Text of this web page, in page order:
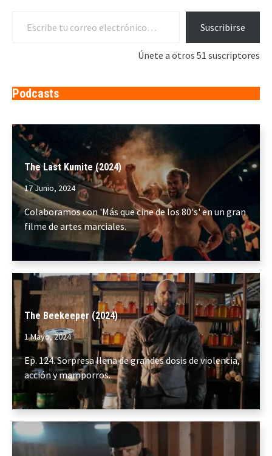
Suscribirse
Únete a otros 51 suscriptores
Podcasts
The Last Kumite (2024)
17 Junio, 2024
Colaboramos con 'Más que cine de los 80's' en un gran
filme de artes marciales.
The Beekeeper (2024)
1 Mayo, 2024
Ep. 124. Sorpresa llena de grandes dosis de violencia,
acción y mamporros.